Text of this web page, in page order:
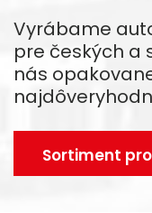
Vyrábame
pre českých a
nás
Sortiment